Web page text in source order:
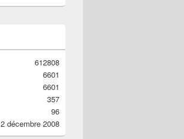
612808
6601
6601
357
96
2 décembre 2008